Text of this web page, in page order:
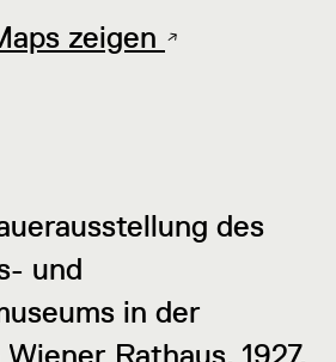
zeigen
des
und
in der
Rathaus, 1927,